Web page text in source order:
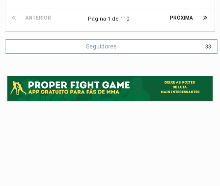
ANTERIOR PRÓXIMA
Página 1 de 110
Seguidores 33